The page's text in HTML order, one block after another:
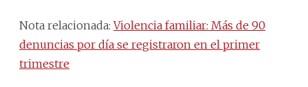
Nota relacionada:Violencia familiar: Más de 90
denuncias por día se registraron en el primer
trimestre